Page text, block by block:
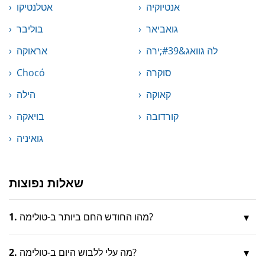
אטלנטיקו
אנטיוקיה
בוליבר
גואביאר
אראוקה
לה גוואג&#39;ירה
Chocó
סוקרה
הילה
קאוקה
בויאקה
קורדובה
גואיניה
שאלות נפוצות
1. מהו החודש החם ביותר ב-טולימה?
2. מה עלי ללבוש היום ב-טולימה?